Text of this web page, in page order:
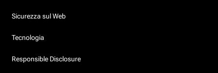
Sicurezza sul Web
Tecnologia
Responsible Disclosure